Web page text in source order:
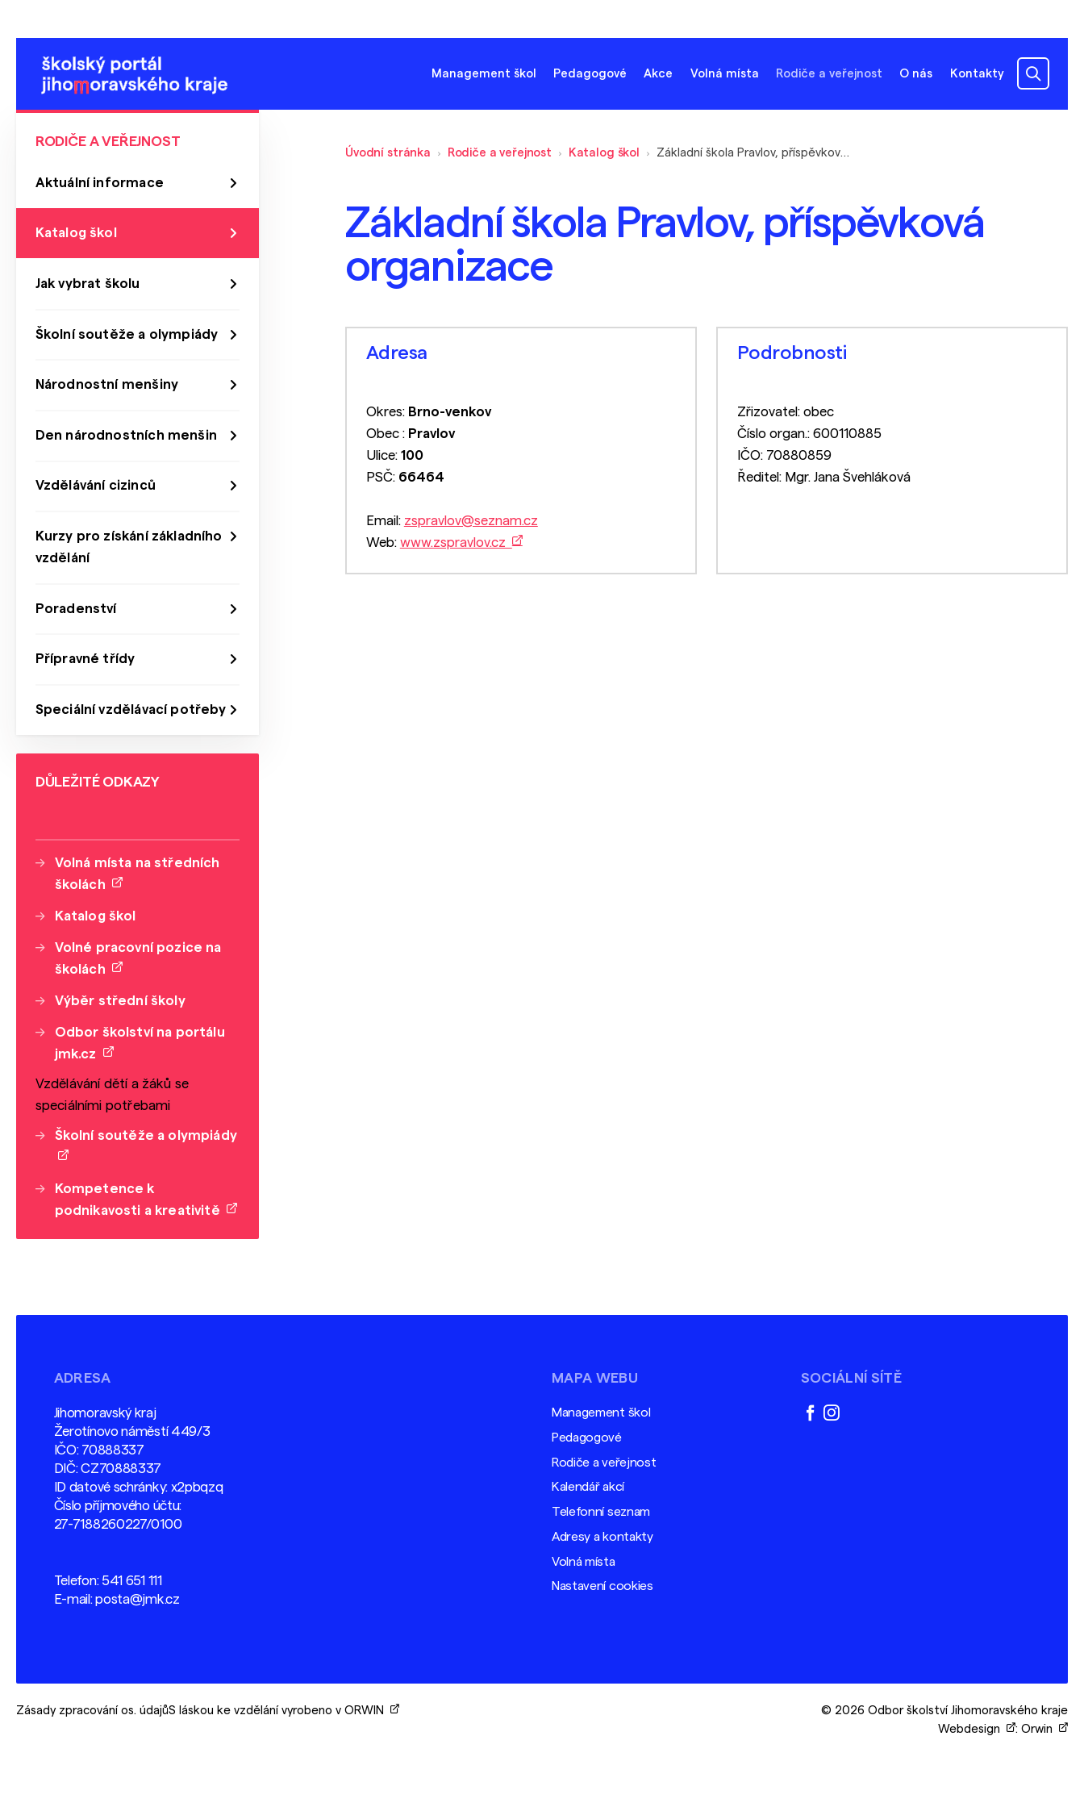
Management škol Pedagogové Akce Volná místa Rodiče a veřejnost O nás Kontakty
Úvodní stránka Rodiče a veřejnost Katalog škol Základní škola Pravlov, příspěvková organizace
Základní škola Pravlov, příspěvková
organizace
Adresa
Okres: Brno-venkov
Obec : Pravlov
Ulice: 100
PSČ: 66464
Email: zspravlov@seznam.cz
Web: www.zspravlov.cz
Podrobnosti
Zřizovatel: obec
Číslo organ.: 600110885
IČO: 70880859
Ředitel: Mgr. Jana Švehláková
RODIČE A VEŘEJNOST
Aktuální informace
Katalog škol
Jak vybrat školu
Školní soutěže a olympiády
Národnostní menšiny
Den národnostních menšin
Vzdělávání cizinců
Kurzy pro získání základního
vzdělání
Poradenství
Přípravné třídy
Speciální vzdělávací potřeby
DŮLEŽITÉ ODKAZY
Volná místa na středních
školách
Katalog škol
Volné pracovní pozice na
školách
Výběr střední školy
Odbor školství na portálu
jmk.cz
Vzdělávání dětí a žáků se
speciálními potřebami
Školní soutěže a olympiády
Kompetence k
podnikavosti a kreativitě
ADRESA
Jihomoravský kraj
Žerotínovo náměstí 449/3
IČO: 70888337
DIČ: CZ70888337
ID datové schránky: x2pbqzq
Číslo příjmového účtu:
27-7188260227/0100
Telefon: 541 651 111
E-mail:posta@jmk.cz
MAPA WEBU
Management škol
Pedagogové
Rodiče a veřejnost
Kalendář akcí
Telefonní seznam
Adresy a kontakty
Volná místa
Nastavení cookies
SOCIÁLNÍ SÍTĚ
facebook
instagram
Zásady zpracování os. údajůS láskou ke vzdělání vyrobeno v ORWIN
© 2026 Odbor školství Jihomoravského kraje
Webdesign
: Orwin